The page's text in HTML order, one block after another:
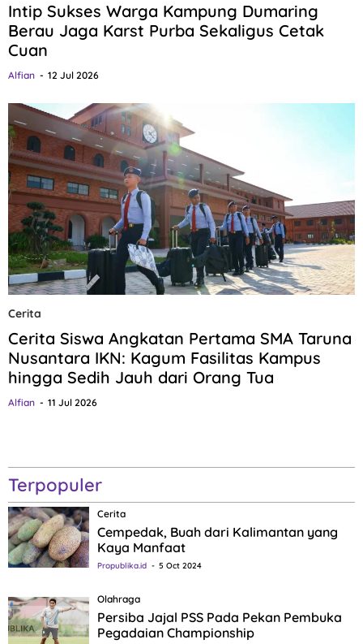
Intip Sukses Warga Kampung Dumaring
Berau Jaga Karst Purba Sekaligus Cetak
Cuan
Alfian 12 Jul 2026
Cerita
Cerita Siswa Angkatan Pertama SMA Taruna
Nusantara IKN: Kagum Fasilitas Kampus
hingga Sedih Jauh dari Orang Tua
Alfian 11 Jul 2026
Terpopuler
Cerita
Cempedak, Buah dari Kalimantan yang
Kaya Manfaat
Propublika.id 5 Oct 2024
Olahraga
Persiba Jajal PSS Pada Pekan Pembuka
Pegadaian Championship